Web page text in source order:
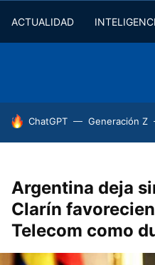
ACTUALIDAD
HOY SE HABLA DE
ChatGPT Generación Z
Argentina deja
Clarín
Telecom como